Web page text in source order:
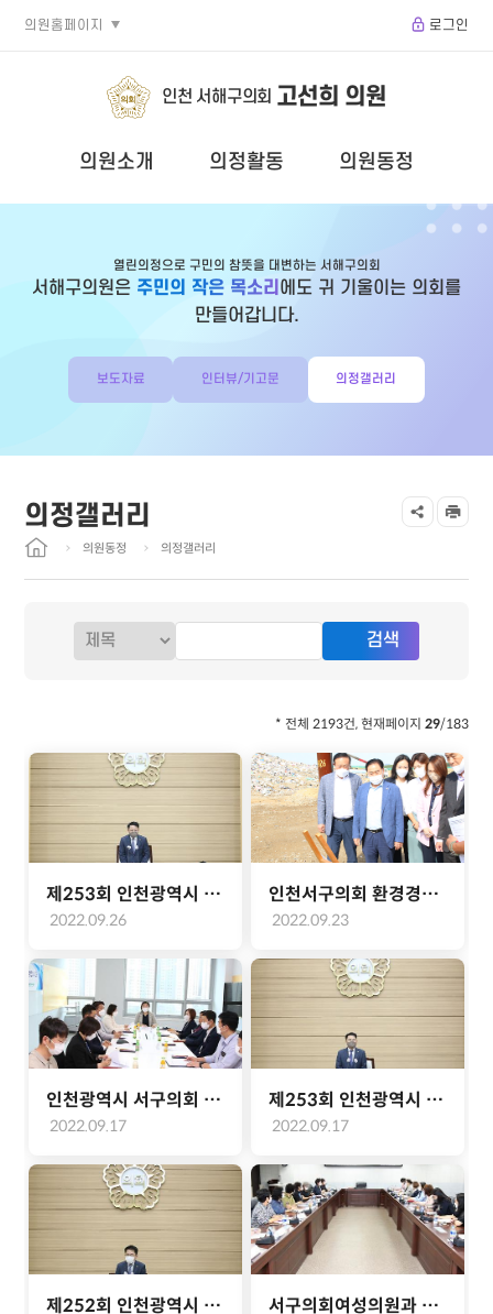
의원홈페이지 로그인
인천 서해구의회 고선희 의원
의원소개 의정활동 의원동정
열린의정으로 구민의 참뜻을 대변하는 서해구의회
서해구의원은 주민의 작은 목소리 에도 귀 기울이는 의회를
만들어갑니다.
보도자료 인터뷰/기고문 의정갤러리
의정갤러리
의원동정 의정갤러리
* 전체 2193건, 현재페이지 29/183
제253회 인천광역시 서구의회 253회 제1차 정례회 제3차 본회의(2022.09.26.)
2022.09.26
인천서구의회 환경경제위원회, 수도권매립지 현장방문(2022-09-22)
2022.09.23
인천광역시 서구의회 자치행정위원회 현장방문(사회적경제마을지원센터)(2022.09.15.)
2022.09.17
제253회 인천광역시 서구의회 정례회 제1차 본회의(2022.09.15.)
2022.09.17
제252회 인천광역시 서구의회 임시회 제1차 본회의(2022.08.30.) 서구의회여성의원과 여성단체협의회와의 간담회(2022.08.24.)